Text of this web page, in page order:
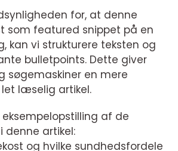
for, at denne
som featured snippet på en
kan vi strukturere teksten og
bulletpoints. Dette giver
søgemaskiner en mere
læselig artikel.
eksempelopstilling af de
denne artikel:
og hvilke sundhedsfordele